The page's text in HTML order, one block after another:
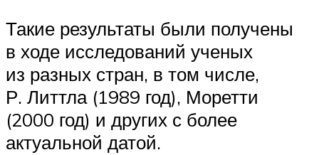
Такие результаты были получены
в ходе исследований ученых
из разных стран, в том числе,
Р. Литтла (1989 год), Моретти
(2000 год) и других с более
актуальной датой.